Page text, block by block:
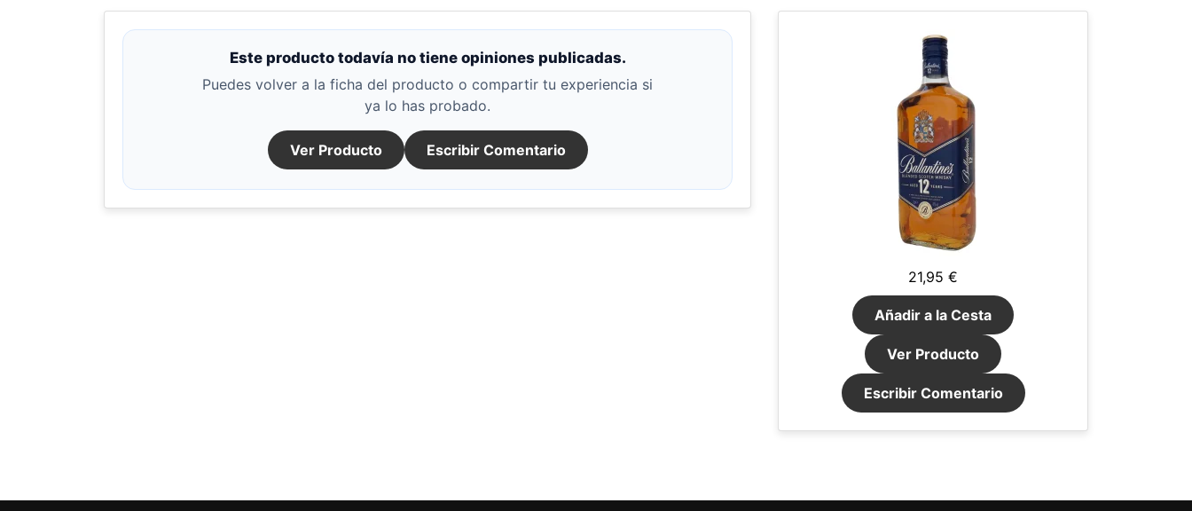
Este producto todavía no tiene opiniones publicadas.
Puedes volver a la ficha del producto o compartir tu experiencia si
ya lo has probado.
Ver Producto Escribir Comentario
21,95 €
Añadir a la Cesta
Ver Producto
Escribir Comentario